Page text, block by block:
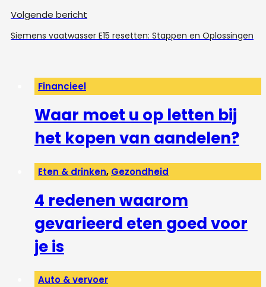
Volgende bericht
Siemens vaatwasser E15 resetten: Stappen en Oplossingen
Financieel
Waar moet u op letten bij
het kopen van aandelen?
Eten & drinken, Gezondheid
4 redenen waarom
gevarieerd eten goed voor
je is
Auto & vervoer